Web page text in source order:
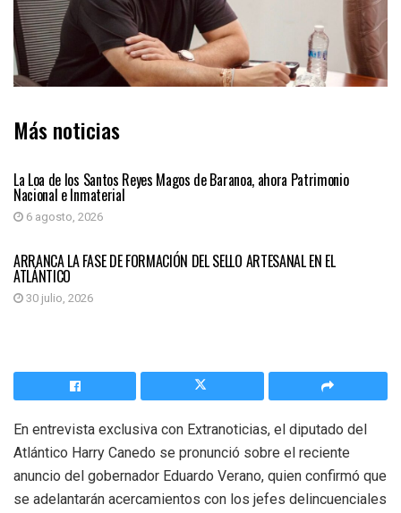
Más noticias
La Loa de los Santos Reyes Magos de Baranoa, ahora Patrimonio
Nacional e Inmaterial
6 agosto, 2026
ATLÁNTICO
ARRANCA LA FASE DE FORMACIÓN DEL SELLO ARTESANAL EN EL
ATLÁNTICO
30 julio, 2026
En entrevista exclusiva con Extranoticias, el diputado del
Atlántico Harry Canedo se pronunció sobre el reciente
anuncio del gobernador Eduardo Verano, quien confirmó que
se adelantarán acercamientos con los jefes delincuenciales